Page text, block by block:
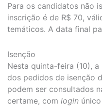
Para os candidatos não
inscrição é de R$ 70,
temáticos. A data final
Isenção
Nesta quinta-feira (10),
dos pedidos de isenção
podem ser consultados
certame, com login